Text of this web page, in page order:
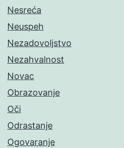
Nesreća
Neuspeh
Nezadovoljstvo
Nezahvalnost
Novac
Obrazovanje
Oči
Odrastanje
Ogovaranje